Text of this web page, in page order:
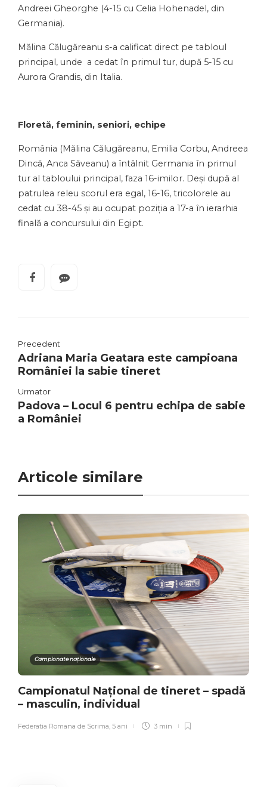
Andreei Gheorghe (4-15 cu Celia Hohenadel, din
Germania).
Mălina Călugăreanu s-a calificat direct pe tabloul
principal, unde a cedat în primul tur, după 5-15 cu
Aurora Grandis, din Italia.
Floretă, feminin, seniori, echipe
România (Mălina Călugăreanu, Emilia Corbu, Andreea
Dincă, Anca Săveanu) a întâlnit Germania în primul
tur al tabloului principal, faza 16-imilor. Deși după al
patrulea releu scorul era egal, 16-16, tricolorele au
cedat cu 38-45 și au ocupat poziția a 17-a în ierarhia
finală a concursului din Egipt.
Precedent
Adriana Maria Geatara este campioana
României la sabie tineret
Urmator
Padova – Locul 6 pentru echipa de sabie
a României
Articole similare
Campionate naționale
Campionatul Național de tineret – spadă
– masculin, individual
Federatia Romana de Scrima, 5 ani 3 min